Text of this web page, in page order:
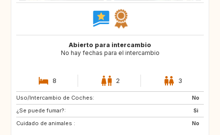
Abierto para intercambio
No hay fechas para el intercambio
8 2 3
Uso/Intercambio de Coches:
No
¿Se puede fumar?:
Si
Cuidado de animales :
No
GB
IT
HR